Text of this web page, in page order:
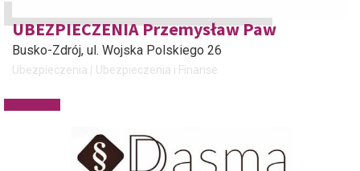
UBEZPIECZENIA Przemysław Paw
Busko-Zdrój, ul. Wojska Polskiego 26
Ubezpieczenia Ubezpieczenia i Finanse